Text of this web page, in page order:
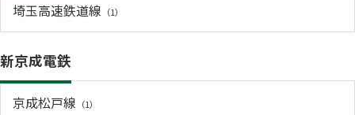
埼玉高速鉄道線 （1）
新京成電鉄
京成松戸線 （1）